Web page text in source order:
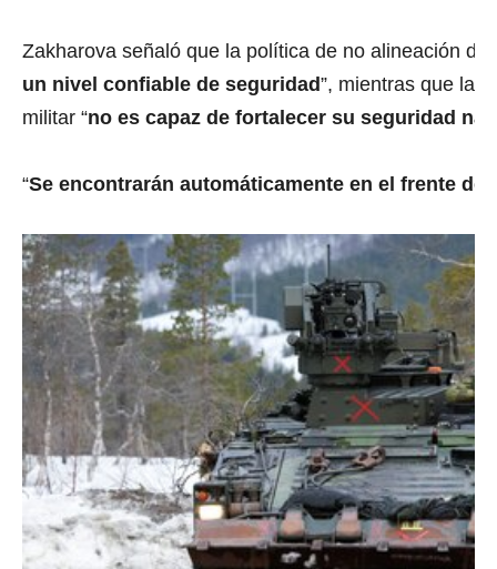
Zakharova señaló que la política de no alineación de
un nivel confiable de seguridad”, mientras que la
militar “no es capaz de fortalecer su seguridad
“Se encontrarán automáticamente en el frente de